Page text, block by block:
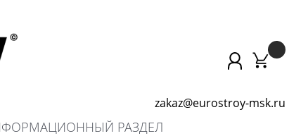
zakaz@eurostroy-msk.ru
РАЗДЕЛ